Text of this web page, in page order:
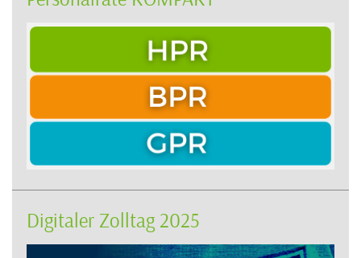
Digitaler Zolltag 2025